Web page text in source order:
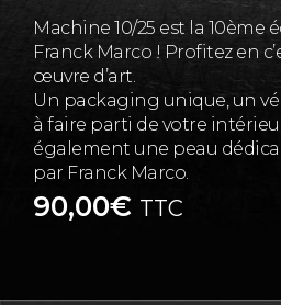
Machine 10/25 est la 10ème
Franck Marco ! Profitez en
œuvre d’art.
Un packaging unique, un
à faire parti de votre
également une peau
par Franck Marco.
90,00€ TTC